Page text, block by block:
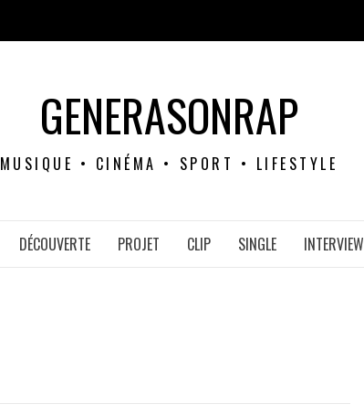
GENERASONRAP
MUSIQUE • CINÉMA • SPORT • LIFESTYLE
DÉCOUVERTE PROJET CLIP SINGLE INTERVIEW